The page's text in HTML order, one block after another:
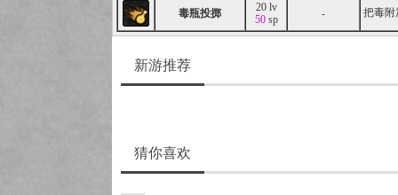
毒瓶投掷
20 lv
50sp - 把毒附
新游推荐
猜你喜欢